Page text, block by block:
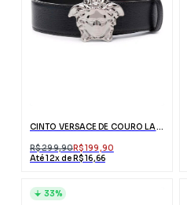
CINTO VERSACE DE COURO LA MEDUSA PRETO
R$ 299,90R$ 199,90
Até 12x de R$ 16,66
33%